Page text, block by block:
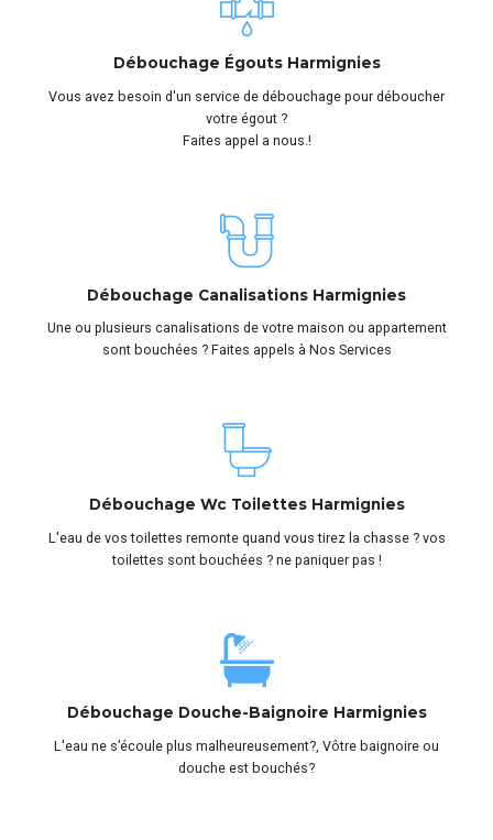
Débouchage Égouts Harmignies
Vous avez besoin d'un service de débouchage pour déboucher
votre égout ?
Faites appel a nous.!
Débouchage Canalisations Harmignies
Une ou plusieurs canalisations de votre maison ou appartement
sont bouchées ? Faites appels à Nos Services
Débouchage Wc Toilettes Harmignies
L'eau de vos toilettes remonte quand vous tirez la chasse ? vos
toilettes sont bouchées ? ne paniquer pas !
Débouchage Douche-Baignoire Harmignies
L'eau ne s’écoule plus malheureusement?, Vôtre baignoire ou
douche est bouchés?